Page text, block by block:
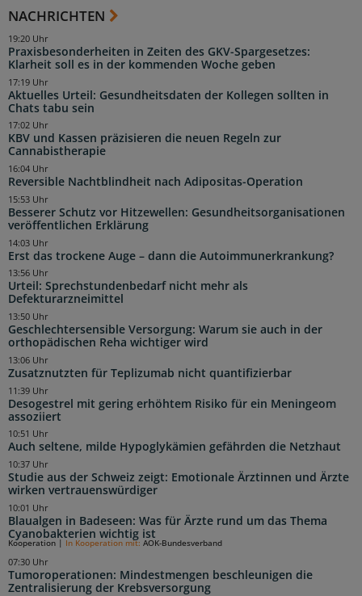
NACHRICHTEN
Praxisbesonderheiten in Zeiten des GKV-Spargesetzes:
Klarheit soll es in der kommenden Woche geben
19:20 Uhr
Aktuelles Urteil: Gesundheitsdaten der Kollegen sollten in
Chats tabu sein
17:19 Uhr
KBV und Kassen präzisieren die neuen Regeln zur
Cannabistherapie
17:02 Uhr
Reversible Nachtblindheit nach Adipositas-Operation
16:04 Uhr
Besserer Schutz vor Hitzewellen: Gesundheitsorganisationen
veröffentlichen Erklärung
15:53 Uhr
Erst das trockene Auge – dann die Autoimmunerkrankung?
14:03 Uhr
Urteil: Sprechstundenbedarf nicht mehr als
Defekturarzneimittel
13:56 Uhr
Geschlechtersensible Versorgung: Warum sie auch in der
orthopädischen Reha wichtiger wird
13:50 Uhr
Zusatznutzten für Teplizumab nicht quantifizierbar
13:06 Uhr
Desogestrel mit gering erhöhtem Risiko für ein Meningeom
assoziiert
11:39 Uhr
Auch seltene, milde Hypoglykämien gefährden die Netzhaut
10:51 Uhr
Studie aus der Schweiz zeigt: Emotionale Ärztinnen und Ärzte
wirken vertrauenswürdiger
10:37 Uhr
Blaualgen in Badeseen: Was für Ärzte rund um das Thema
Cyanobakterien wichtig ist
10:01 Uhr
Tumoroperationen: Mindestmengen beschleunigen die
Zentralisierung der Krebsversorgung
Kooperation | In Kooperation mit: AOK-Bundesverband
07:30 Uhr